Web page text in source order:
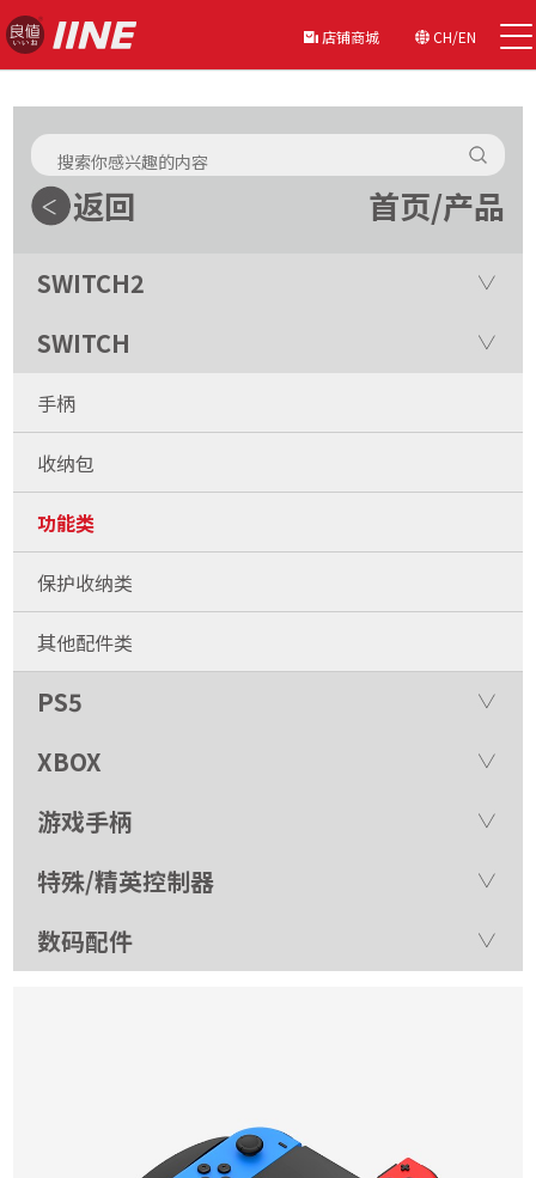
店铺商城 CH/EN
返回 首页/产品
SWITCH2
SWITCH
手柄
收纳包
功能类
保护收纳类
其他配件类
PS5
XBOX
游戏手柄
特殊/精英控制器
数码配件